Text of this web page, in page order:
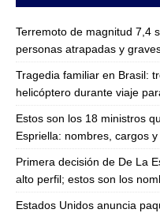
Terremoto de magnitud 7,4
personas atrapadas y
Tragedia familiar en Brasil:
helicóptero durante viaje
Estos son los 18 ministros
Espriella: nombres, cargos
Primera decisión de De La
alto perfil; estos son los
Estados Unidos anuncia